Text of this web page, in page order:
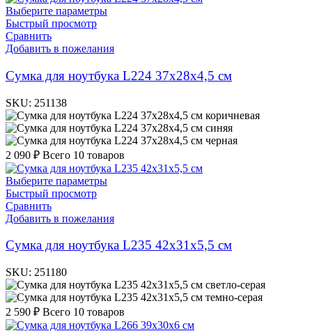
Выберите параметры
Быстрый просмотр
Сравнить
Добавить в пожелания
Cумка для ноутбука L224 37х28х4,5 см
SKU: 251138
коричневая
синяя
черная
2 090 ₽ Всего 10 товаров
Выберите параметры
Быстрый просмотр
Сравнить
Добавить в пожелания
Cумка для ноутбука L235 42х31х5,5 см
SKU: 251180
светло-серая
темно-серая
2 590 ₽ Всего 10 товаров